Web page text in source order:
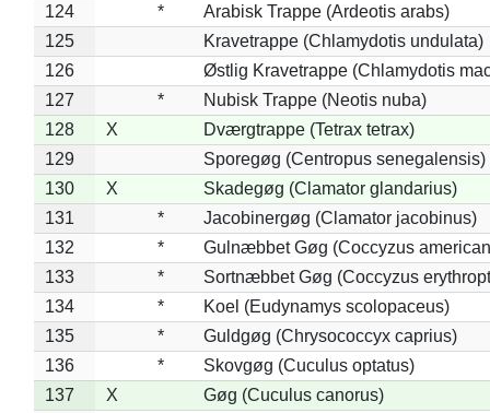
124
*
Arabisk Trappe (Ardeotis arabs)
125
Kravetrappe (Chlamydotis undulata)
126
Østlig Kravetrappe (Chlamydotis
127
*
Nubisk Trappe (Neotis nuba)
128
X
Dværgtrappe (Tetrax tetrax)
129
Sporegøg (Centropus senegalensis)
130
X
Skadegøg (Clamator glandarius)
131
*
Jacobinergøg (Clamator jacobinus)
132
*
Gulnæbbet Gøg (Coccyzus
133
*
Sortnæbbet Gøg (Coccyzus
134
*
Koel (Eudynamys scolopaceus)
135
*
Guldgøg (Chrysococcyx caprius)
136
*
Skovgøg (Cuculus optatus)
137
X
Gøg (Cuculus canorus)